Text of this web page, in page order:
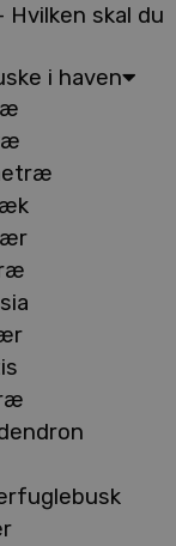
skal du
i haven